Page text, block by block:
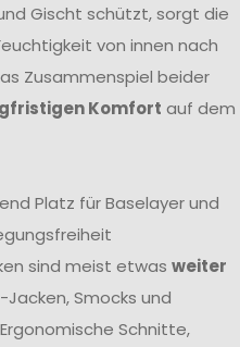
Gischt schützt, sorgt die
von innen nach
Zusammenspiel beider
Komfort auf dem
Platz für Baselayer und
sind meist etwas weiter
Smocks und
Schnitte,